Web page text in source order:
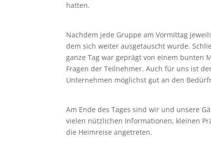
hatten.
Nachdem jede Gruppe am Vormittag
dem sich weiter ausgetauscht wurde.
ganze Tag war geprägt von einem bunten
Fragen der Teilnehmer. Auch für uns ist
Unternehmen möglichst gut an den
Am Ende des Tages sind wir und unsere
vielen nützlichen Informationen, kleinen
die Heimreise angetreten.